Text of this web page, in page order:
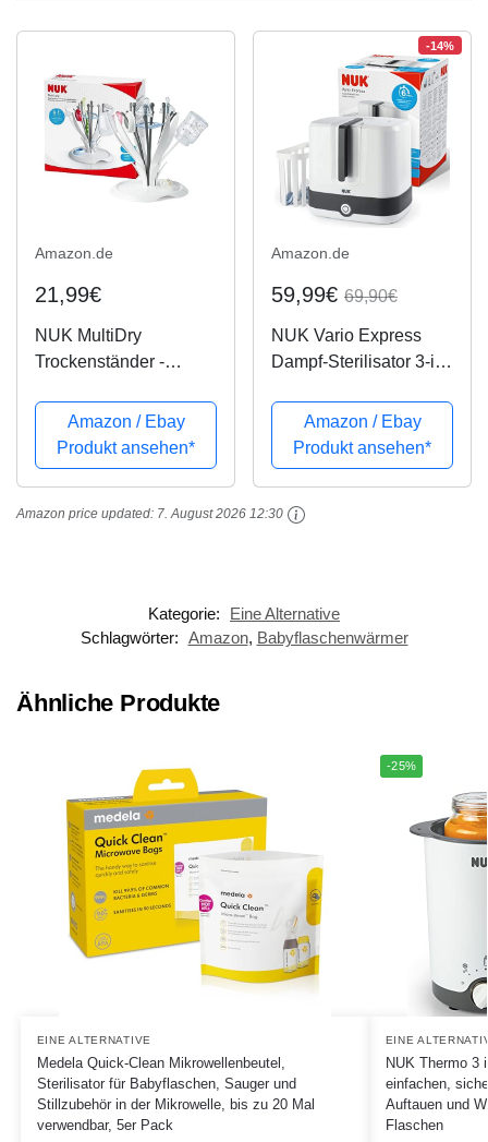
Amazon.de
21,99€
NUK MultiDry
Trockenständer -
von bis zu 6
Babyflaschen und
Zubehör, BPA-frei
Amazon / Ebay
Produkt ansehen*
-14%
Amazon.de
59,99€ 69,90€
NUK Vario Express
Dampf-Sterilisator 3-in-
Babyflaschen, Sauger
& Zubehör oder
Milchpumpe
Amazon / Ebay
Produkt ansehen*
Amazon price updated: 7. August 2026 12:30
Kategorie:
Eine Alternative
Schlagwörter: Amazon, Babyflaschenwärmer
Ähnliche Produkte
EINE ALTERNATIVE
Medela Quick-Clean Mikrowellenbeutel,
Sterilisator für Babyflaschen, Sauger und
Stillzubehör in der Mikrowelle, bis zu 20 Mal
verwendbar, 5er Pack
-25%
EINE
NUK Thermo 3
einfachen,
Auftauen und
Flaschen